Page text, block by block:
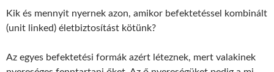
Kik és mennyit nyernek azon, amikor befektetéssel kombinált
(unit linked) életbiztosítást kötünk?
Az egyes befektetési formák azért léteznek, mert valakinek